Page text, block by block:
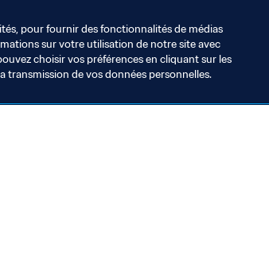
pour fournir des fonctionnalités de médias
sur votre utilisation de notre site avec
choisir vos préférences en cliquant sur les
transmission de vos données personnelles.